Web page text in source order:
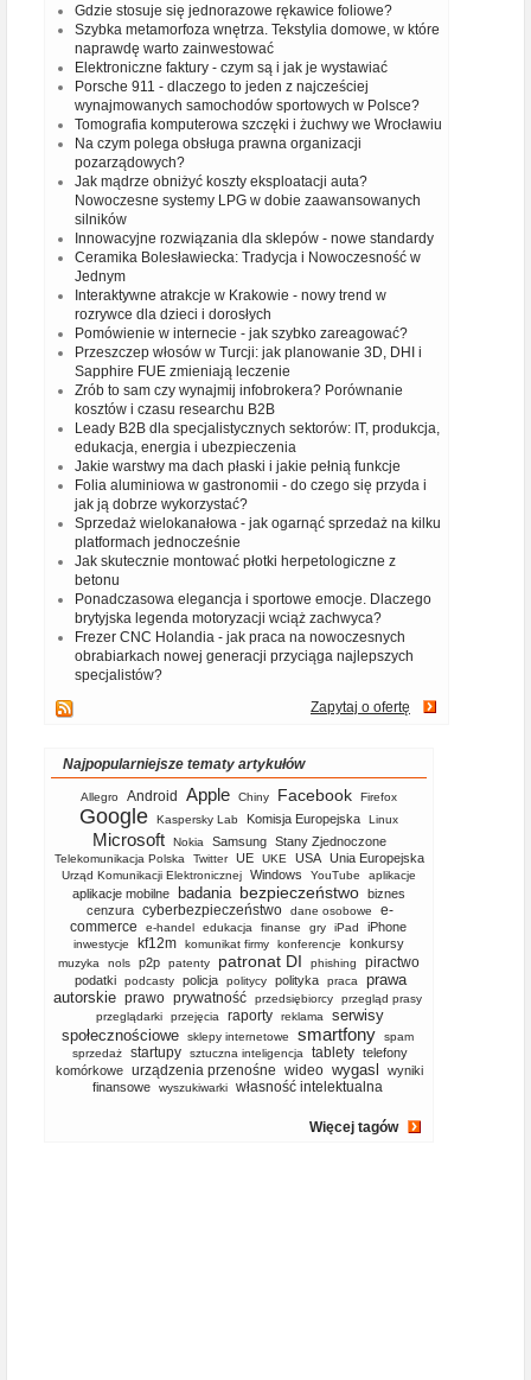
Gdzie stosuje się jednorazowe rękawice foliowe?
Szybka metamorfoza wnętrza. Tekstylia domowe, w które
naprawdę warto zainwestować
Elektroniczne faktury - czym są i jak je wystawiać
Porsche 911 - dlaczego to jeden z najcześciej
wynajmowanych samochodów sportowych w Polsce?
Tomografia komputerowa szczęki i żuchwy we Wrocławiu
Na czym polega obsługa prawna organizacji
pozarządowych?
Jak mądrze obniżyć koszty eksploatacji auta?
Nowoczesne systemy LPG w dobie zaawansowanych
silników
Innowacyjne rozwiązania dla sklepów - nowe standardy
Ceramika Bolesławiecka: Tradycja i Nowoczesność w
Jednym
Interaktywne atrakcje w Krakowie - nowy trend w
rozrywce dla dzieci i dorosłych
Pomówienie w internecie - jak szybko zareagować?
Przeszczep włosów w Turcji: jak planowanie 3D, DHI i
Sapphire FUE zmieniają leczenie
Zrób to sam czy wynajmij infobrokera? Porównanie
kosztów i czasu researchu B2B
Leady B2B dla specjalistycznych sektorów: IT, produkcja,
edukacja, energia i ubezpieczenia
Jakie warstwy ma dach płaski i jakie pełnią funkcje
Folia aluminiowa w gastronomii - do czego się przyda i
jak ją dobrze wykorzystać?
Sprzedaż wielokanałowa - jak ogarnąć sprzedaż na kilku
platformach jednocześnie
Jak skutecznie montować płotki herpetologiczne z
betonu
Ponadczasowa elegancja i sportowe emocje. Dlaczego
brytyjska legenda motoryzacji wciąż zachwyca?
Frezer CNC Holandia - jak praca na nowoczesnych
obrabiarkach nowej generacji przyciąga najlepszych
specjalistów?
Zapytaj o ofertę
Najpopularniejsze tematy artykułów
Allegro Android Apple Chiny Facebook Firefox
Google Kaspersky Lab Komisja Europejska Linux
Microsoft Nokia Samsung Stany Zjednoczone
Telekomunikacja Polska Twitter UE UKE USA Unia Europejska
Urząd Komunikacji Elektronicznej Windows YouTube aplikacje
aplikacje mobilne badania bezpieczeństwo biznes
cenzura cyberbezpieczeństwo dane osobowe
e-
commerce
e-handel edukacja finanse gry iPad iPhone
inwestycje kf12m komunikat firmy konferencje konkursy
muzyka nols p2p patenty patronat DI phishing piractwo
podatki podcasty policja politycy polityka praca
prawa
autorskie prawo prywatność przedsiębiorcy
przegląd prasy
przeglądarki
przejęcia raporty reklama
serwisy
społecznościowe
sklepy internetowe smartfony
spam
sprzedaż
startupy sztuczna inteligencja tablety telefony
komórkowe
urządzenia przenośne wideo wygasl
wyniki
finansowe
wyszukiwarki własność intelektualna
Więcej tagów